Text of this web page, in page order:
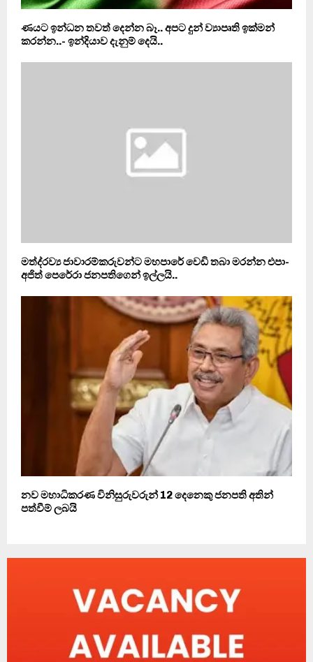
ණයට ඉන්ධන තවත් දෙන්න බෑ.. අපට දුන් ව්‍යාපෘති ඉක්මන්
කරන්න..- ඉන්දියාව දැනුම් දෙයි..
මත්ද‍්‍රව්‍ය ජාවාරම්කරුවන්ට මහපාරේ වෙඩි තබා මරන්න එපා-
අජිත් පෙරේරා ජනපතිගෙන් ඉල්ලයි..
නව මහාධිකරණ විනිසුරුවරුන් 12 දෙනෙකු ජනපති අතින්
පත්වීම් ලබයි